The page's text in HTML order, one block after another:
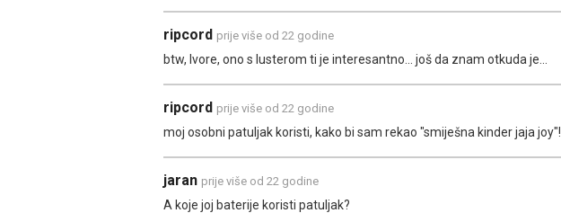
ripcord prije više od 22 godine
btw, Ivore, ono s lusterom ti je interesantno... još da znam otkuda je...
ripcord prije više od 22 godine
moj osobni patuljak koristi, kako bi sam rekao "smiješna kinder jaja joy"!
jaran prije više od 22 godine
A koje joj baterije koristi patuljak?